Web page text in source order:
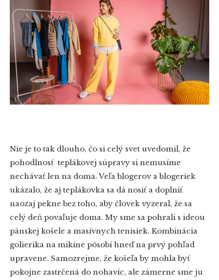
Nie je to tak dlouho, čo si celý svet uvedomil, že
pohodlnosť teplákovej súpravy si nemusíme
nechávať len na doma. Veľa blogerov a blogeriek
ukázalo, že aj teplákovka sa dá nosiť a doplniť
naozaj pekne bez toho, aby človek vyzeral, že sa
celý deň povaľuje doma. My sme sa pohrali s ideou
pánskej košele a masívnych tenisiek. Kombinácia
golierika na mikine pôsobí hneď na prvý pohľad
upravene. Samozrejme, že košeľa by mohla byť
pokojne zastrčená do nohavíc, ale zámerne sme ju